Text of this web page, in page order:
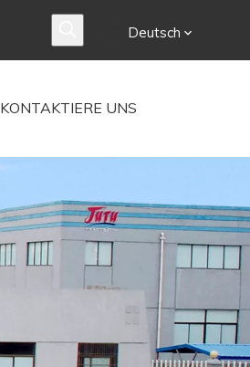
Deutsch
KONTAKTIERE UNS